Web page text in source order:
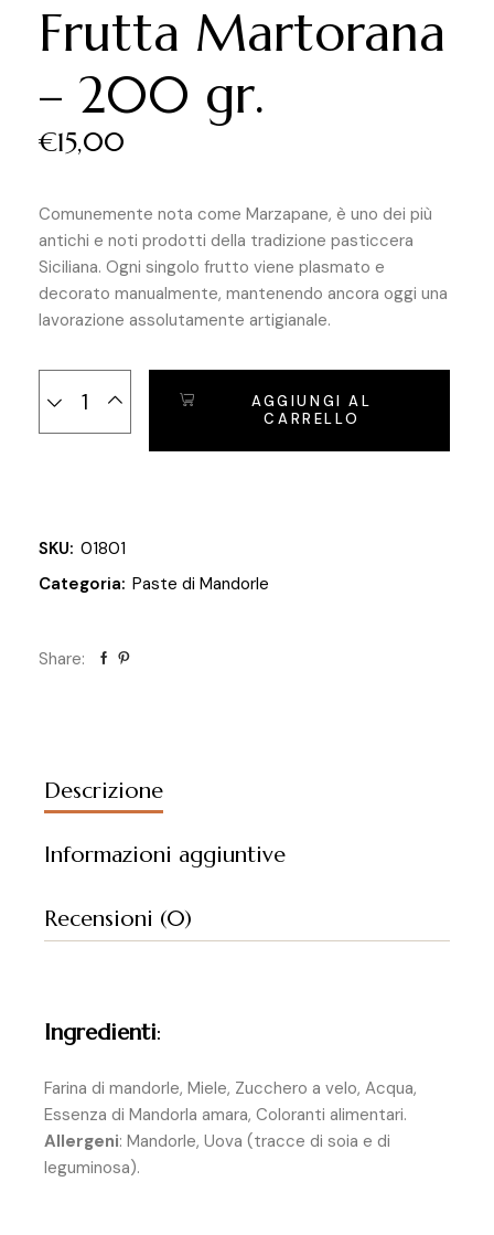
Frutta Martorana
– 200 gr.
€15,00
Comunemente nota come Marzapane, è uno dei più
antichi e noti prodotti della tradizione pasticcera
Siciliana. Ogni singolo frutto viene plasmato e
decorato manualmente, mantenendo ancora oggi una
lavorazione assolutamente artigianale.
Frutta Martorana - 200 gr. quantity
AGGIUNGI AL
CARRELLO
SKU: 01801
Categoria: Paste di Mandorle
Share:
Descrizione
Informazioni aggiuntive
Recensioni (0)
Ingredienti:
Farina di mandorle, Miele, Zucchero a velo, Acqua,
Essenza di Mandorla amara, Coloranti alimentari.
Allergeni: Mandorle, Uova (tracce di soia e di
leguminosa).